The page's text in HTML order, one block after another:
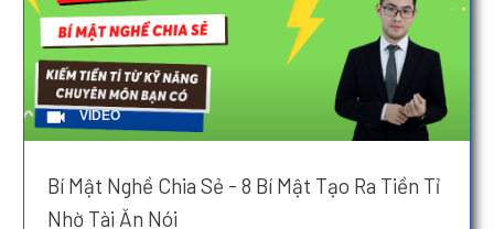
VIDEO
Bí Mật Nghề Chia Sẻ - 8 Bí Mật Tạo Ra Tiền Tỉ
Nhờ Tài Ăn Nói